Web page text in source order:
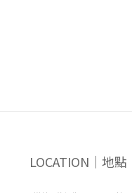
LOCATION｜地點